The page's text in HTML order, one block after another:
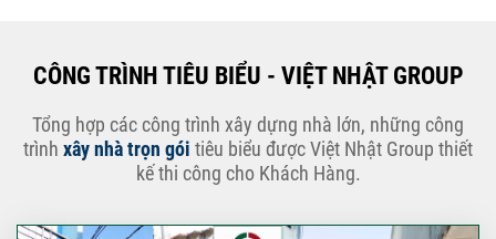
CÔNG TRÌNH TIÊU BIỂU - VIỆT NHẬT GROUP
Tổng hợp các công trình xây dựng nhà lớn, những công
trình xây nhà trọn gói tiêu biểu được Việt Nhật Group thiết
kế thi công cho Khách Hàng.